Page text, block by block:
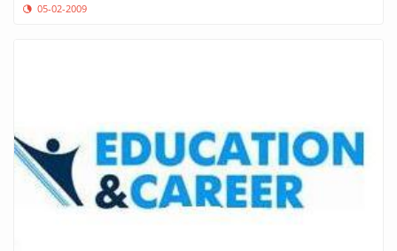
05-02-2009